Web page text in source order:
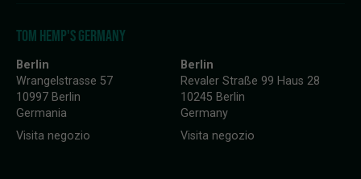
TOM HEMP'S GERMANY
Berlin
Wrangelstrasse 57
10997 Berlin
Germania
Visita negozio
Berlin
Revaler Straße 99 Haus 28
10245 Berlin
Germany
Visita negozio